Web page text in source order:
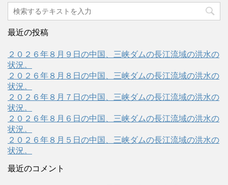
最近の投稿
２０２６年８月９日の中国、三峡ダムの長江流域の洪水の
状況。
２０２６年８月８日の中国、三峡ダムの長江流域の洪水の
状況。
２０２６年８月７日の中国、三峡ダムの長江流域の洪水の
状況。
２０２６年８月６日の中国、三峡ダムの長江流域の洪水の
状況。
２０２６年８月５日の中国、三峡ダムの長江流域の洪水の
状況。
最近のコメント